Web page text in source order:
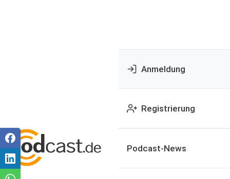
Anmeldung
Registrierung
Podcast-News